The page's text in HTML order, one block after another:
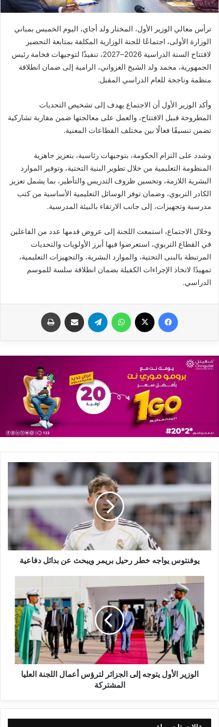
ترأس معالي الوزير الأول، المختار ولد أجاي، اليوم الخميس بمباني
الوزارة الأولى، اجتماعًا للجنة الوزارية المكلفة بمتابعة التحضير
لافتتاح السنة الدراسية 2026–2027، تنفيذًا لتوجيهات فخامة رئيس
الجمهورية، محمد ولد الشيخ الغزواني، الرامية إلى ضمان انطلاقة
منظمة وناجحة للعام الدراسي المقبل.
وأكد الوزير الأول أن الاجتماع يهدف إلى تشخيص التحديات
المطروحة قبيل الافتتاح، والعمل على معالجتها ضمن مقاربة تشاركية
تضمن تنسيقًا فعالًا بين مختلف القطاعات المعنية.
وشدد على التزام الحكومة، بتوجيهات رئاسية، بتعزيز جاهزية
المنظومة التعليمية من خلال تطوير البنية التحتية، وتوفير الموارد
البشرية اللازمة، وتحسين ظروف التدريس والتأطير، بما يشمل تعزيز
الكادر التربوي، وضمان توفر الوسائل التعليمية الأساسية من كتب
مدرسية وتجهيزات، إلى جانب الارتقاء بالبيئة المدرسية.
وخلال الاجتماع، استمعت اللجنة إلى عروض قدمها عدد من الفاعلين
في القطاع التربوي، استعرضوا فيها أبرز الأولويات والتحديات
المرتبطة بالبنى التحتية، والموارد البشرية، والتجهيزات التعليمية،
تمهيدًا لاتخاذ الإجراءات الكفيلة بضمان انطلاقة سلسة للموسم
الدراسي.
فيسبوك واتساب تيلقرام مشاركة عبر البريد
يوفنتوس يواجه خطر رحيل بريمر ويبحث عن بدائل دفاعية
الوزير الأول يتوجه إلى الجزائر لترؤس أعمال اللجنة العليا
المشتركة